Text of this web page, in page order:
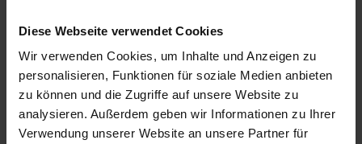
Diese Webseite verwendet Cookies
Wir verwenden Cookies, um Inhalte und Anzeigen zu
personalisieren, Funktionen für soziale Medien anbieten
zu können und die Zugriffe auf unsere Website zu
analysieren. Außerdem geben wir Informationen zu Ihrer
Verwendung unserer Website an unsere Partner für
Sehr geehrte Damen und Herren, als inhabergeführtes Unternehmen JARA
Wir bieten Ihnen professionelle Gebäudereinigung ..